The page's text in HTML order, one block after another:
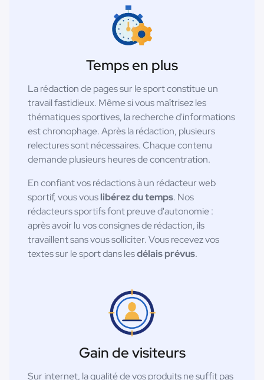
Temps en plus
La rédaction de pages sur le sport constitue un
travail fastidieux. Même si vous maîtrisez les
thématiques sportives, la recherche d'informations
est chronophage. Après la rédaction, plusieurs
relectures sont nécessaires. Chaque contenu
demande plusieurs heures de concentration.
En confiant vos rédactions à un rédacteur web
sportif, vous vouslibérez du temps. Nos
rédacteurs sportifs font preuve d'autonomie :
après avoir lu vos consignes de rédaction, ils
travaillent sans vous solliciter. Vous recevez vos
textes sur le sport dans lesdélais prévus.
Gain de visiteurs
Sur internet, la qualité de vos produits ne suffit pas